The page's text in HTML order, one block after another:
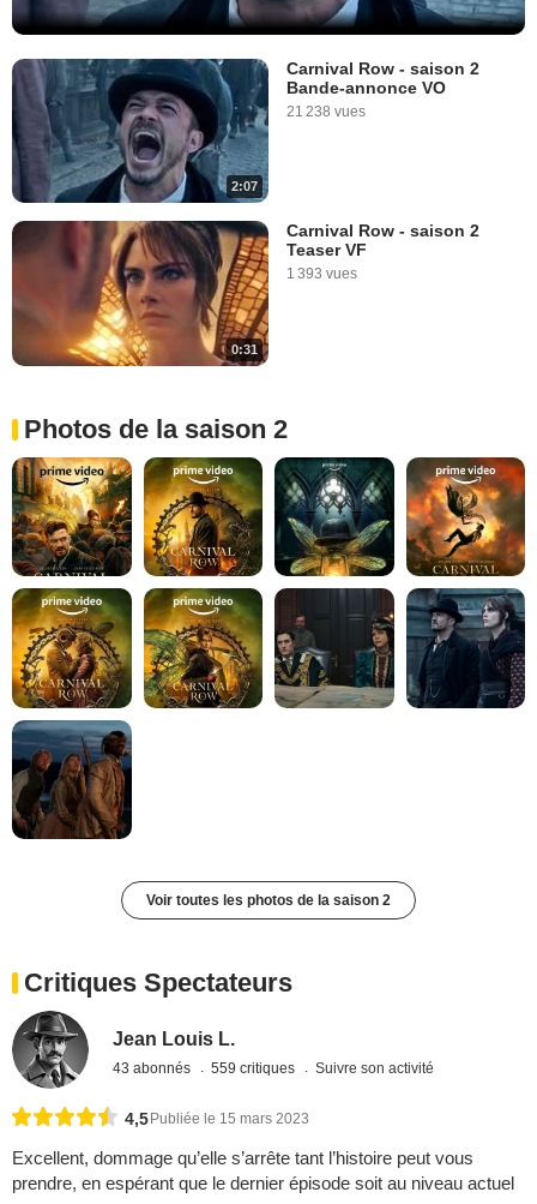
2:07
Carnival Row - saison 2
Bande-annonce VO
21 238 vues
0:31
Carnival Row - saison 2
Teaser VF
1 393 vues
Photos de la saison 2
Voir toutes les photos de la saison 2
Critiques Spectateurs
Jean Louis L.
43 abonnés 559 critiques Suivre son activité
4,5Publiée le 15 mars 2023
Excellent, dommage qu’elle s’arrête tant l’histoire peut vous
prendre, en espérant que le dernier épisode soit au niveau actuel